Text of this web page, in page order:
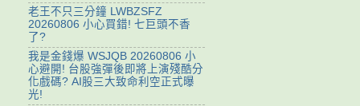
老王不只三分鐘 LWBZSFZ
20260806 小心買錯! 七巨頭不香
了?
我是金錢爆 WSJQB 20260806 小
心避開! 台股強彈後即將上演殘酷分
化戲碼? AI股三大致命利空正式曝
光!